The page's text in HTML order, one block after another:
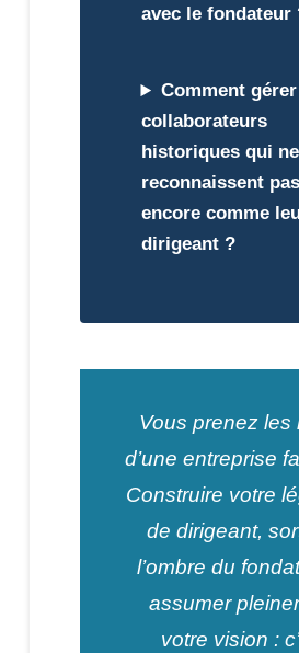
avec le fondateur
Comment
collaborateurs
historiques qui
reconnaissent pas
encore comme
dirigeant ?
Vous prenez les
d’une entreprise
Construire votre
de dirigeant,
l’ombre du
assumer
votre vision :